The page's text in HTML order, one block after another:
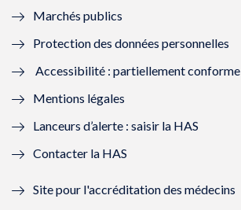
n
ê
t
r
e
)
n
ê
r
)
ê
t
e
ê
)
Marchés publics
Protection des données personnelles
Accessibilité : partiellement conforme
Mentions légales
Lanceurs d’alerte : saisir la HAS
Contacter la HAS
Site pour l'accréditation des médecins